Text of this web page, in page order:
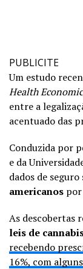
PUBLICITE
Um estudo
Health
entre a
acentuado das
Conduzida por
e da
dados de seguro
americanos
As descobertas
leis de
recebendo
16%, com